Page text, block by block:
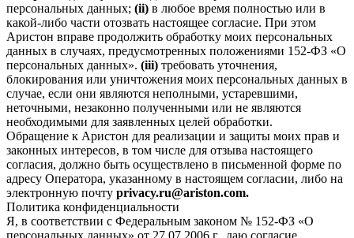
персональных данных; (ii) в любое время полностью или в
какой-либо части отозвать настоящее согласие. При этом
Аристон вправе продолжить обработку моих персональных
данных в случаях, предусмотренных положениями 152-ФЗ «О
персональных данных». (iii) требовать уточнения,
блокирования или уничтожения моих персональных данных в
случае, если они являются неполными, устаревшими,
неточными, незаконно полученными или не являются
необходимыми для заявленных целей обработки.
Обращение к Аристон для реализации и защиты моих прав и
законных интересов, в том числе для отзыва настоящего
согласия, должно быть осуществлено в письменной форме по
адресу Оператора, указанному в настоящем согласии, либо на
электронную почту privacy.ru@ariston.com.
Политика конфиденциальности
Я, в соответствии с Федеральным законом № 152-ФЗ «О
персональных данных» от 27.07.2006 г., даю согласие